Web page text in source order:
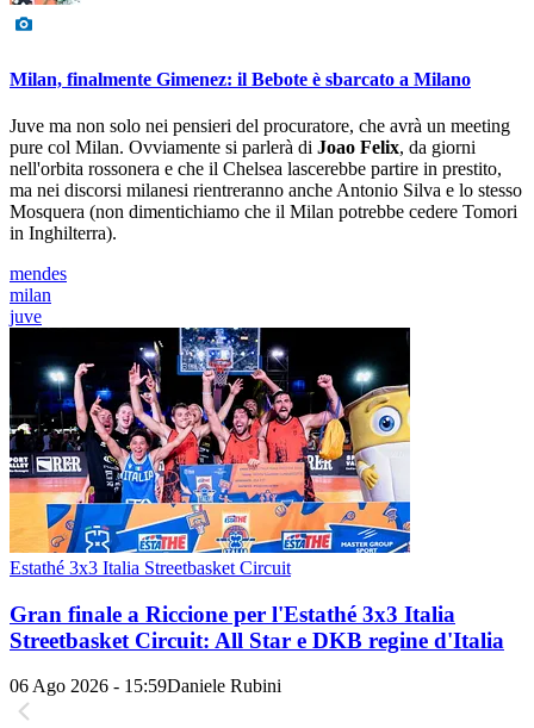
Milan, finalmente Gimenez: il Bebote è sbarcato a Milano
Juve ma non solo nei pensieri del procuratore, che avrà un meeting
pure col Milan. Ovviamente si parlerà di Joao Felix, da giorni
nell'orbita rossonera e che il Chelsea lascerebbe partire in prestito,
ma nei discorsi milanesi rientreranno anche Antonio Silva e lo stesso
Mosquera (non dimentichiamo che il Milan potrebbe cedere Tomori
in Inghilterra).
mendes
milan
juve
Estathé 3x3 Italia Streetbasket Circuit
Gran finale a Riccione per l'Estathé 3x3 Italia
Streetbasket Circuit: All Star e DKB regine d'Italia
06 Ago 2026 - 15:59Daniele Rubini